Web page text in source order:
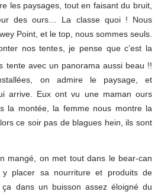
les paysages, tout en faisant du bruit,
des ours… La classe quoi ! Nous
Point, et le top, nous sommes seuls.
nos tentes, je pense que c’est la
tente avec un panorama aussi beau !!
on admire le paysage, et
arrive. Eux ont vu une maman ours
la montée, la femme nous montre la
ce soir pas de blagues hein, ils sont
mangé, on met tout dans le bear-can
y placer sa nourriture et produits de
dans un buisson assez éloigné du